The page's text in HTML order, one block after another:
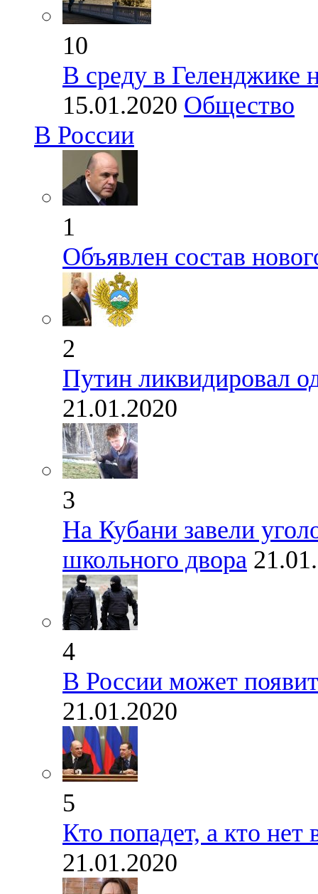
10
В среду в Геленджике
15.01.2020 Общество
В России
1
Объявлен состав
2
Путин ликвидировал
21.01.2020
3
На Кубани завели
школьного двора
4
В России может
21.01.2020
5
Кто попадет, а кто
21.01.2020